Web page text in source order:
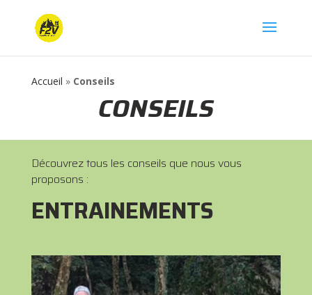
Accueil » Conseils
CONSEILS
Découvrez tous les conseils que nous vous
proposons :
ENTRAINEMENTS